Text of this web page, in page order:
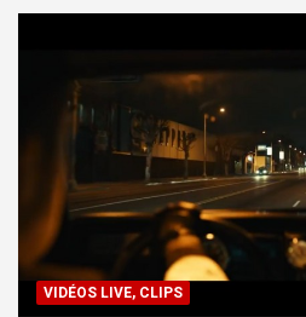
VIDÉOS LIVE, CLIPS